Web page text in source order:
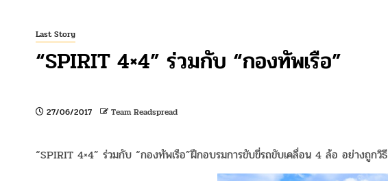
Last Story
“SPIRIT 4×4” ร่วมกับ “กองทัพเรือ”
27/06/2017 Team Readspread
“SPIRIT 4×4” ร่วมกับ “กองทัพเรือ”ฝึกอบรมการขับขี่รถขับเคลื่อน 4 ล้อ อย่างถูกวิธี